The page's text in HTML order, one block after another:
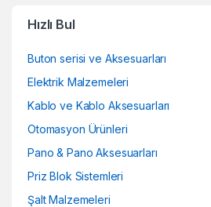
Hızlı Bul
Buton serisi ve Aksesuarları
Elektrik Malzemeleri
Kablo ve Kablo Aksesuarları
Otomasyon Ürünleri
Pano & Pano Aksesuarları
Priz Blok Sistemleri
Şalt Malzemeleri